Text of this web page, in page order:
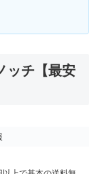
ッチ【最安